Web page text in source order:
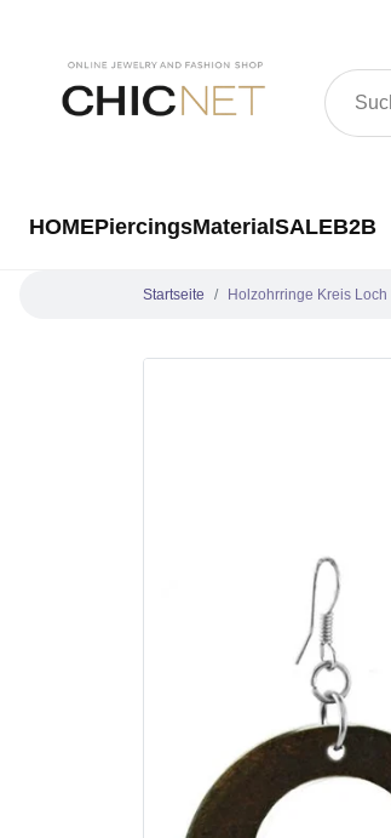
HOMEPiercingsMaterial SALEB2B
Startseite Holzohrringe Kreis